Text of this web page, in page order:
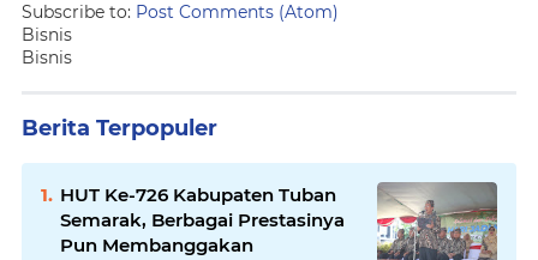
Subscribe to: Post Comments (Atom)
Bisnis
Bisnis
Berita Terpopuler
HUT Ke-726 Kabupaten Tuban
Semarak, Berbagai Prestasinya
Pun Membanggakan